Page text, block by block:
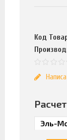
Код